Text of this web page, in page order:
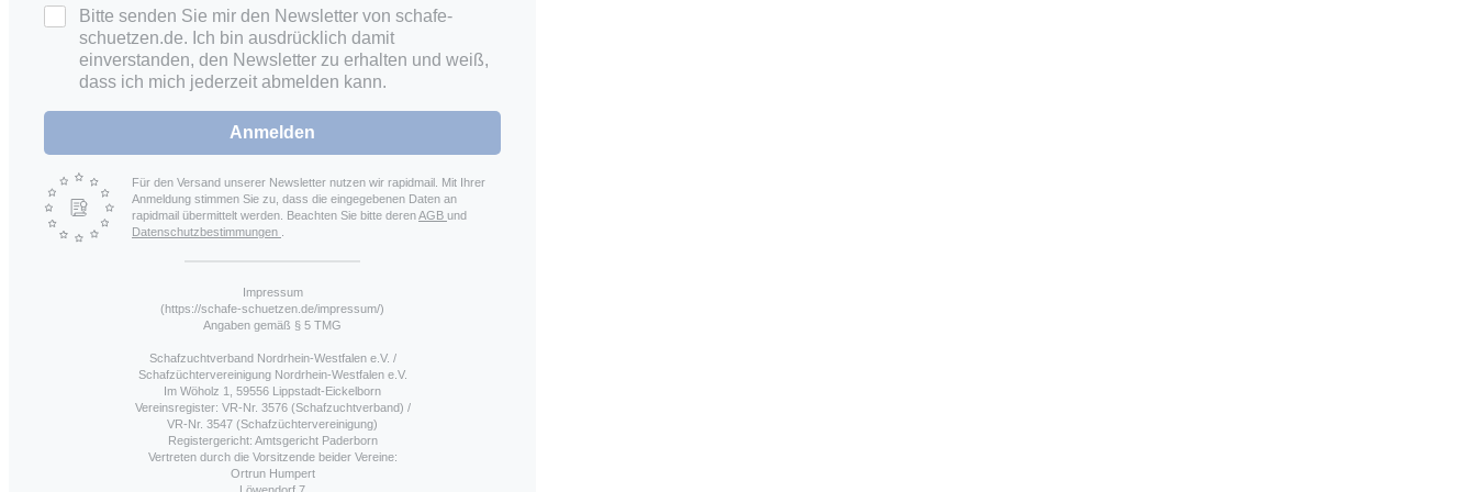
Bitte senden Sie mir den Newsletter von schafe-
schuetzen.de. Ich bin ausdrücklich damit
einverstanden, den Newsletter zu erhalten und weiß,
dass ich mich jederzeit abmelden kann.
Anmelden
Für den Versand unserer Newsletter nutzen wir rapidmail. Mit Ihrer
Anmeldung stimmen Sie zu, dass die eingegebenen Daten an
rapidmail übermittelt werden. Beachten Sie bitte derenAGB und
Datenschutzbestimmungen
Impressum
(https://schafe-schuetzen.de/impressum/)
Angaben gemäß § 5 TMG
Schafzuchtverband Nordrhein-Westfalen e.V. /
Schafzüchtervereinigung Nordrhein-Westfalen e.V.
Im Wöholz 1, 59556 Lippstadt-Eickelborn
Vereinsregister: VR-Nr. 3576 (Schafzuchtverband) /
VR-Nr. 3547 (Schafzüchtervereinigung)
Registergericht: Amtsgericht Paderborn
Vertreten durch die Vorsitzende beider Vereine:
Ortrun Humpert